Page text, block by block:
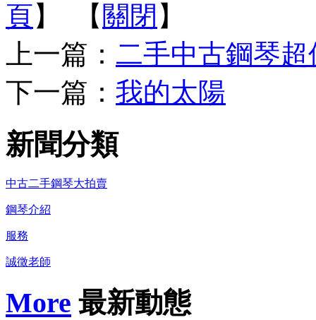
頁】 【 關閉 】
上一篇： 二手中古鋼琴超
下一篇： 我的太陽
新聞分類
中古二手鋼琴大拍賣
鋼琴介紹
服務
誠徵老師
More 最新動態